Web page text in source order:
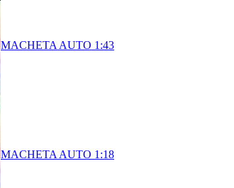
MACHETA AUTO 1:43
MACHETA AUTO 1:18